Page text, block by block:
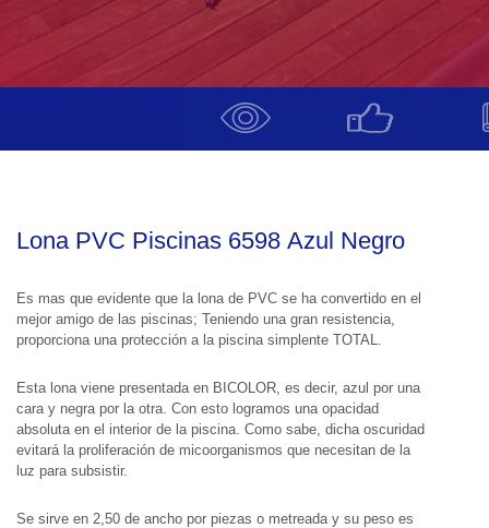
Lona PVC Piscinas 6598 Azul Negro
Es mas que evidente que la lona de PVC se ha convertido en el
mejor amigo de las piscinas; Teniendo una gran resistencia,
proporciona una protección a la piscina simplente TOTAL.
Esta lona viene presentada en BICOLOR, es decir, azul por una
cara y negra por la otra. Con esto logramos una opacidad
absoluta en el interior de la piscina. Como sabe, dicha oscuridad
evitará la proliferación de micoorganismos que necesitan de la
luz para subsistir.
Se sirve en 2,50 de ancho por piezas o metreada y su peso es